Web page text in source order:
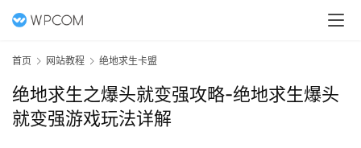
首页 网站教程 绝地求生卡盟
绝地求生之爆头就变强攻略-绝地求生爆头
就变强游戏玩法详解